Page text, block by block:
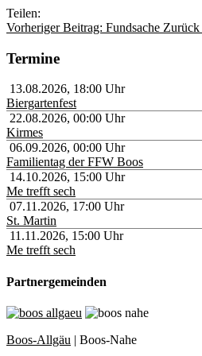
Teilen:
Vorheriger Beitrag: Fundsache Zurück
Termine
13.08.2026, 18:00 Uhr
Biergartenfest
22.08.2026, 00:00 Uhr
Kirmes
06.09.2026, 00:00 Uhr
Familientag der FFW Boos
14.10.2026, 15:00 Uhr
Me trefft sech
07.11.2026, 17:00 Uhr
St. Martin
11.11.2026, 15:00 Uhr
Me trefft sech
Partnergemeinden
Boos-Allgäu | Boos-Nahe